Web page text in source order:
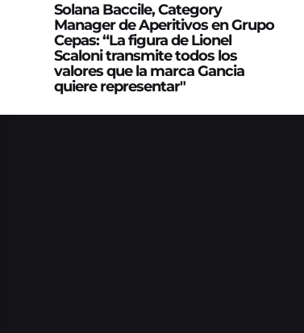
Solana Baccile, Category
Manager de Aperitivos en Grupo
Cepas: “La figura de Lionel
Scaloni transmite todos los
valores que la marca Gancia
quiere representar"